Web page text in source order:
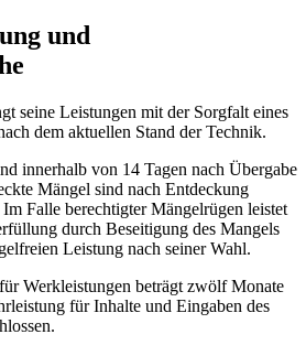
und
seine Leistungen mit der Sorgfalt eines
dem aktuellen Stand der Technik.
innerhalb von 14 Tagen nach Übergabe
Mängel sind nach Entdeckung
Falle berechtigter Mängelrügen leistet
durch Beseitigung des Mangels
Leistung nach seiner Wahl.
Werkleistungen beträgt zwölf Monate
für Inhalte und Eingaben des